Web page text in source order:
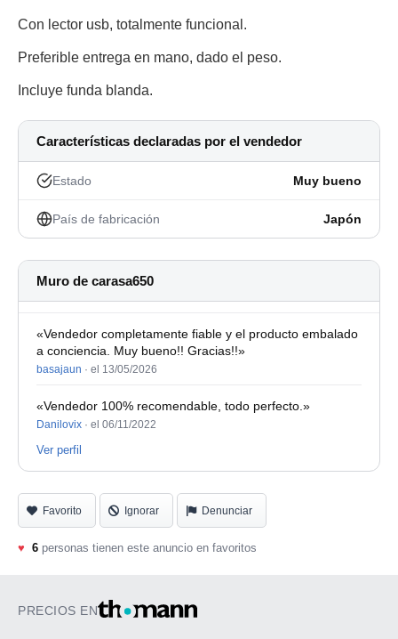
Con lector usb, totalmente funcional.
Preferible entrega en mano, dado el peso.
Incluye funda blanda.
Características declaradas por el vendedor
Estado Muy bueno
País de fabricación Japón
Muro de carasa650
«Vendedor completamente fiable y el producto embalado
a conciencia. Muy bueno!! Gracias!!»
basajaun · el 13/05/2026
«Vendedor 100% recomendable, todo perfecto.»
Danilovix · el 06/11/2022
Ver perfil
Favorito Ignorar Denunciar
♥ 6 personas tienen este anuncio en favoritos
PRECIOS EN